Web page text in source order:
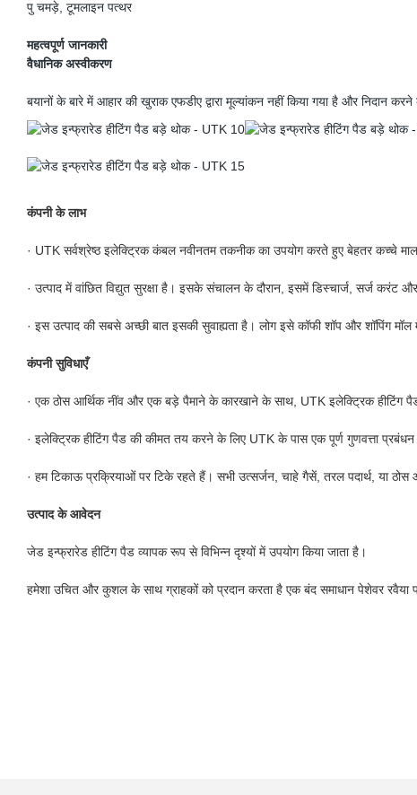
पु चमड़े, टूमलाइन पत्थर
महत्वपूर्ण जानकारी
वैधानिक अस्वीकरण
बयानों के बारे में आहार की खुराक एफडीए द्वारा मूल्यांकन नहीं किया गया है और निदान
कंपनी के लाभ
· UTK सर्वश्रेष्ठ इलेक्ट्रिक कंबल नवीनतम तकनीक का उपयोग करते हुए बेहतर कच्चे
· उत्पाद में वांछित विद्युत सुरक्षा है। इसके संचालन के दौरान, इसमें डिस्चार्ज, सर्ज
· इस उत्पाद की सबसे अच्छी बात इसकी सुवाह्यता है। लोग इसे कॉफी शॉप और शॉपिंग
कंपनी सुविधाएँ
· एक ठोस आर्थिक नींव और एक बड़े पैमाने के कारखाने के साथ, UTK इलेक्ट्रिक हीटिंग
· इलेक्ट्रिक हीटिंग पैड की कीमत तय करने के लिए UTK के पास एक पूर्ण गुणवत्ता प्रबंधन
· हम टिकाऊ प्रक्रियाओं पर टिके रहते हैं। सभी उत्सर्जन, चाहे गैसें, तरल पदार्थ, या
उत्पाद के आवेदन
जेड इन्फ्रारेड हीटिंग पैड व्यापक रूप से विभिन्न दृश्यों में उपयोग किया जाता है।
हमेशा उचित और कुशल के साथ ग्राहकों को प्रदान करता है एक बंद समाधान पेशेवर रवैया